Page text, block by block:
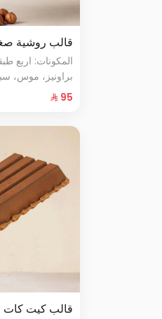
قالب روشية
المكونات: اربع
براونيز، موس،
البندق الحجم: صغير
قالب كيت كات